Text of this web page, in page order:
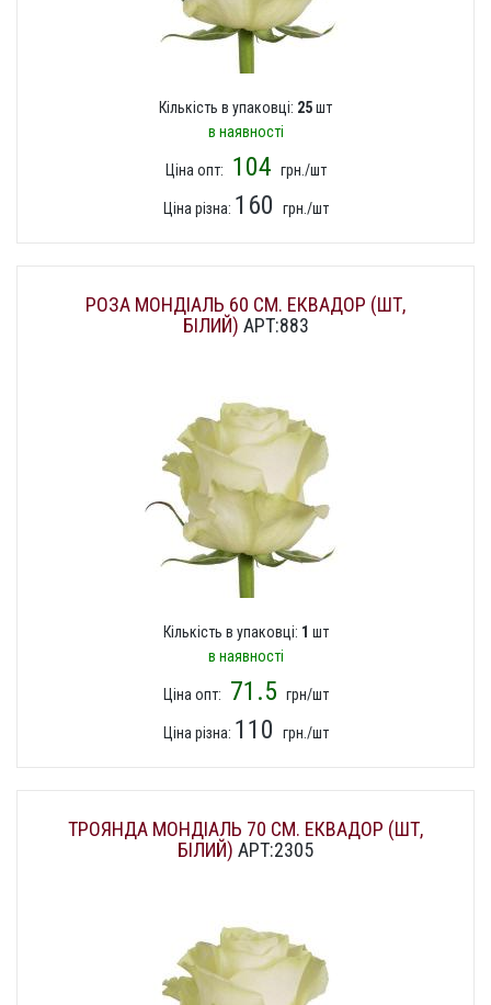
Кількість в упаковці: 25шт
в наявності
Ціна опт: 104 грн./шт
Ціна різна: 160 грн./шт
РОЗА МОНДІАЛЬ 60 СМ. ЕКВАДОР (ШТ,
БІЛИЙ) АРТ:883
Кількість в упаковці: 1 шт
в наявності
Ціна опт: 71.5 грн/шт
Ціна різна: 110 грн./шт
ТРОЯНДА МОНДІАЛЬ 70 СМ. ЕКВАДОР (ШТ,
БІЛИЙ) АРТ:2305